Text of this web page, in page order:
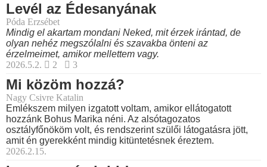
Levél az Édesanyának
Póda Erzsébet
Mindig el akartam mondani Neked, mit érzek irántad, de
olyan nehéz megszólalni és szavakba önteni az
érzelmeimet, amikor mellettem vagy.
2026.5.2.
2 3
Mi közöm hozzá?
Nagy Csivre Katalin
Emlékszem milyen izgatott voltam, amikor ellátogatott
hozzánk Bohus Marika néni. Az alsótagozatos
osztályfőnököm volt, és rendszerint szülői látogatásra jött,
amit én gyerekként mindig kitüntetésnek éreztem.
2026.2.15.